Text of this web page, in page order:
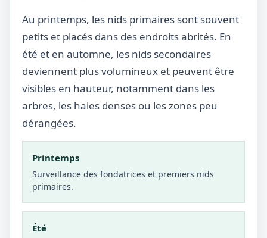
Au printemps, les nids primaires sont souvent
petits et placés dans des endroits abrités. En
été et en automne, les nids secondaires
deviennent plus volumineux et peuvent être
visibles en hauteur, notamment dans les
arbres, les haies denses ou les zones peu
dérangées.
Printemps
Surveillance des fondatrices et premiers nids
primaires.
Été